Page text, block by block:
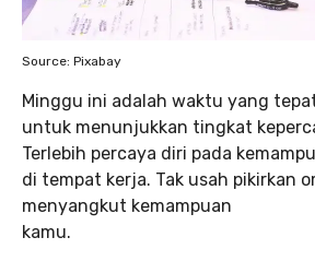
Source: Pixabay
Minggu ini adalah waktu yang
untuk menunjukkan tingkat
Terlebih percaya diri pada
di tempat kerja. Tak usah pikirkan
menyangkut kemampuan
kamu.